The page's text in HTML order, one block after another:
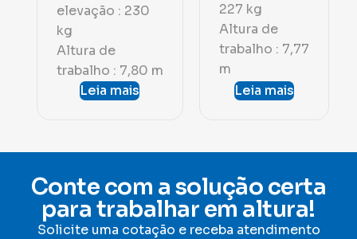
elevação : 230
kg
Altura de
trabalho : 7,80 m
Leia mais
227 kg
Altura de
trabalho : 7,77
m
Leia mais
Conte com a solução certa
para trabalhar em altura!
Solicite uma cotação e receba atendimento